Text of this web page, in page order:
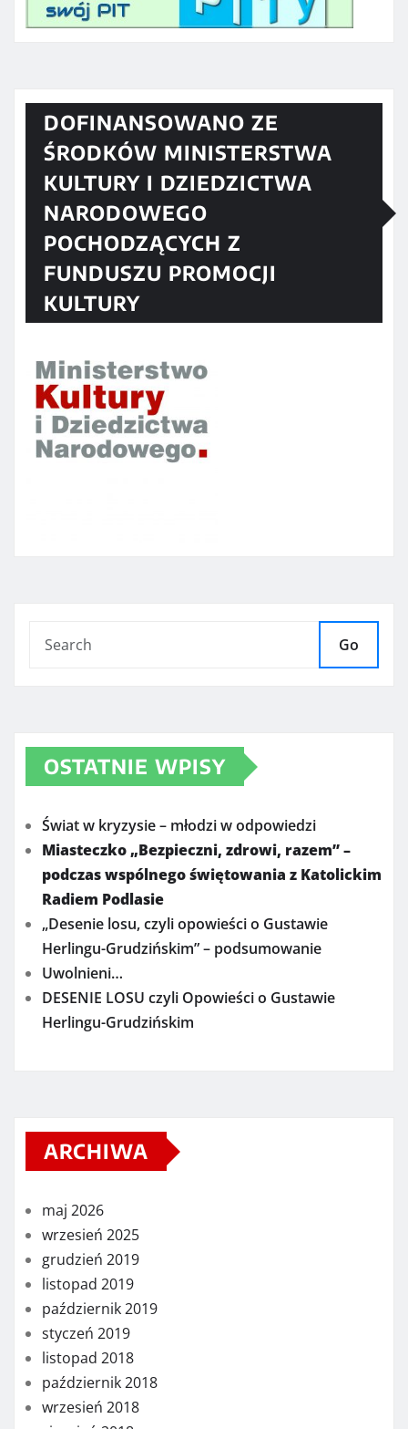
DOFINANSOWANO ZE
ŚRODKÓW MINISTERSTWA
KULTURY I DZIEDZICTWA
NARODOWEGO
POCHODZĄCYCH Z
FUNDUSZU PROMOCJI
KULTURY
Go
OSTATNIE WPISY
Świat w kryzysie – młodzi w odpowiedzi
Miasteczko „Bezpieczni, zdrowi, razem” –
podczas wspólnego świętowania z Katolickim
Radiem Podlasie
„Desenie losu, czyli opowieści o Gustawie
Herlingu-Grudzińskim” – podsumowanie
Uwolnieni…
DESENIE LOSU czyli Opowieści o Gustawie
Herlingu-Grudzińskim
ARCHIWA
maj 2026
wrzesień 2025
grudzień 2019
listopad 2019
październik 2019
styczeń 2019
listopad 2018
październik 2018
wrzesień 2018